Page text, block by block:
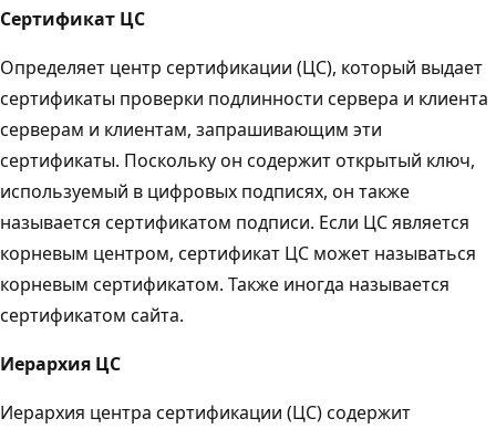
Сертификат ЦС
Определяет центр сертификации (ЦС), который выдает
сертификаты проверки подлинности сервера и клиента
серверам и клиентам, запрашивающим эти
сертификаты. Поскольку он содержит открытый ключ,
используемый в цифровых подписях, он также
называется сертификатом подписи. Если ЦС является
корневым центром, сертификат ЦС может называться
корневым сертификатом. Также иногда называется
сертификатом сайта.
Иерархия ЦС
Иерархия центра сертификации (ЦС) содержит